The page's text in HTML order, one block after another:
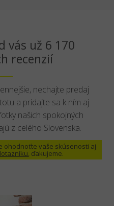
vás už 6 170
recenzií
nechajte predaj
a pridajte sa k ním aj
našich spokojných
z celého Slovenska.
ohodnoťte vaše skúsenosti aj
, ďakujeme.